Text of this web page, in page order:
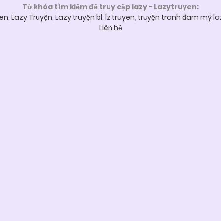
Từ khóa tìm kiếm để truy cập lazy - Lazytruyen:
, Lazy Truyện, Lazy truyện bl, lz truyen, truyện tranh đam mỹ
Liên hệ